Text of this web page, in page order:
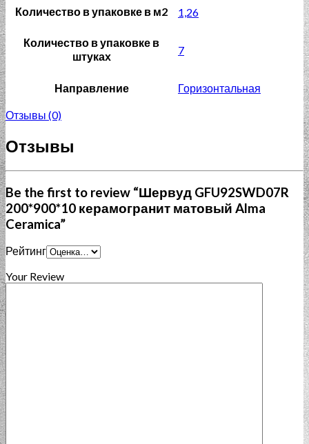
Количество в упаковке в м2 1,26
Количество в упаковке в
штуках
7
Направление Горизонтальная
Отзывы (0)
Отзывы
Be the first to review “Шервуд GFU92SWD07R
200*900*10 керамогранит матовый Alma
Ceramica”
Рейтинг
Your Review